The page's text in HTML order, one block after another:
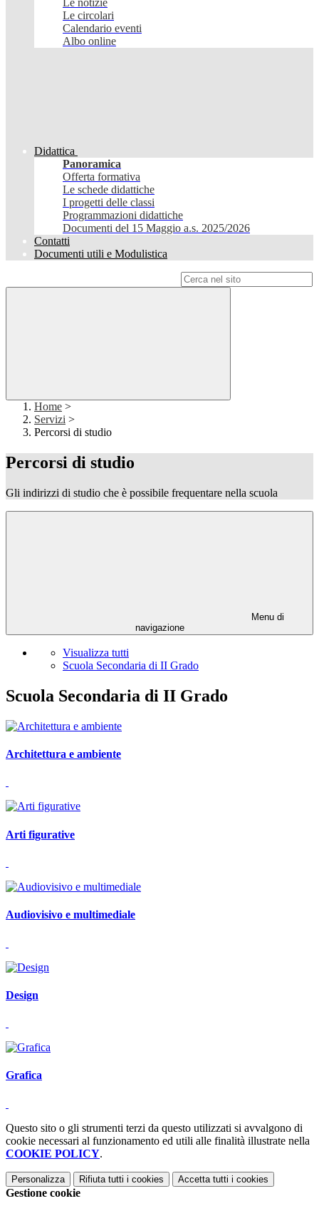
Le notizie
Le circolari
Calendario eventi
Albo online
Didattica
Panoramica
Offerta formativa
Le schede didattiche
I progetti delle classi
Programmazioni didattiche
Documenti del 15 Maggio a.s. 2025/2026
Contatti
Documenti utili e Modulistica
Home >
Servizi >
Percorsi di studio
Percorsi di studio
Gli indirizzi di studio che è possibile frequentare nella scuola
Menu di
navigazione
Visualizza tutti
Scuola Secondaria di II Grado
Scuola Secondaria di II Grado
Architettura e ambiente
Arti figurative
Audiovisivo e multimediale
Design
Grafica
Questo sito o gli strumenti terzi da questo utilizzati si avvalgono di
cookie necessari al funzionamento ed utili alle finalità illustrate nella
COOKIE POLICY.
Personalizza Rifiuta tutti i cookies Accetta tutti i cookies
Gestione cookie